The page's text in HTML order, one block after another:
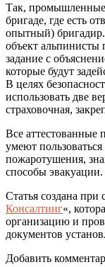
Так, промышленные
бригаде, где есть
опытный)
объект альпинисты
задание с
которые будут
В целях
использовать две
страховочная,
Все аттестованные
умеют
пожаротушения,
способы эвакуации.
Статья создана при
Консалтинг«,
организацию и
документов
Добавить